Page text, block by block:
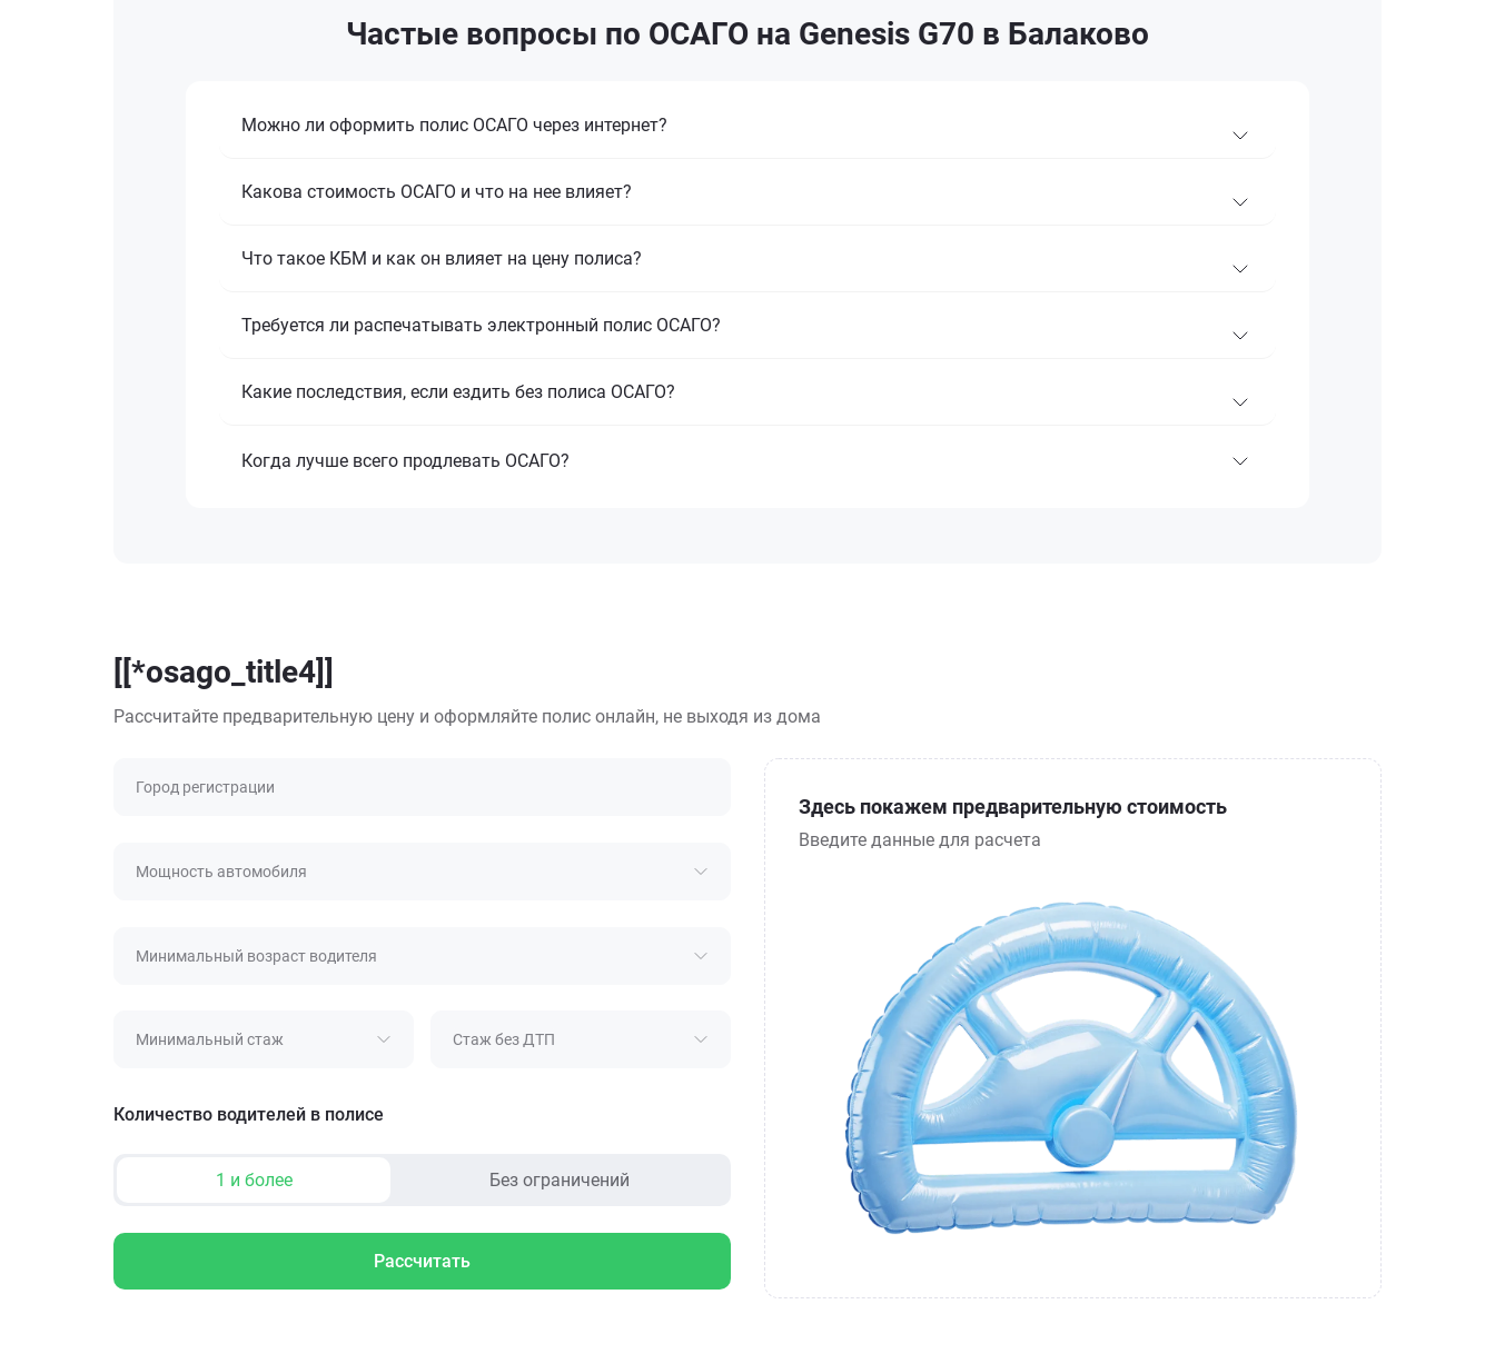
Частые вопросы по ОСАГО на Genesis G70 в Балаково
Можно ли оформить полис ОСАГО через интернет?
Какова стоимость ОСАГО и что на нее влияет?
Что такое КБМ и как он влияет на цену полиса?
Требуется ли распечатывать электронный полис ОСАГО?
Какие последствия, если ездить без полиса ОСАГО?
Когда лучше всего продлевать ОСАГО?
[[*osago_title4]]
Рассчитайте предварительную цену и оформляйте полис онлайн, не выходя из дома
Город регистрации
Мощность автомобиля
Минимальный возраст водителя
Минимальный стаж Стаж без ДТП
Количество водителей в полисе
1 и более Без ограничений
Рассчитать
Здесь покажем предварительную стоимость
Введите данные для расчета